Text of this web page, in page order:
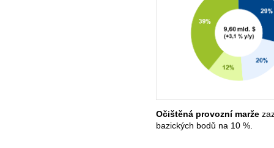
Očištěná provozní marže
bazických bodů na 10 %.